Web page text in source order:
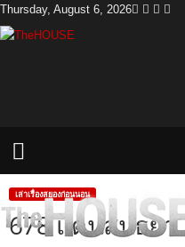
Thursday, August 6, 2026
เล่าเรื่องสยองก่อนนอน
678 แดนสนธยา